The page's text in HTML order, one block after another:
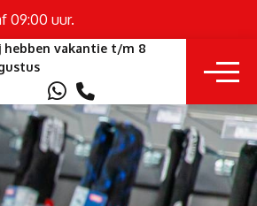
09:00 uur.
hebben vakantie t/m 8